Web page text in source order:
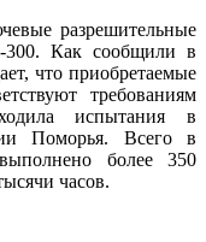
разрешительные
300. Как сообщили в
что приобретаемые
требованиям
испытания в
Поморья. Всего в
более 350
часов.